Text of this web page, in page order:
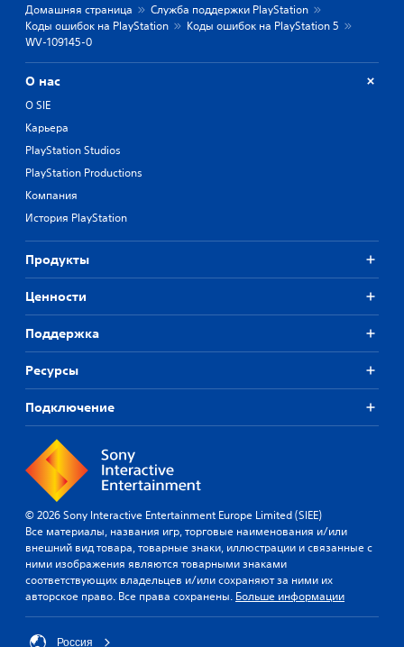
Домашняя страница
Служба поддержки PlayStation
Коды ошибок на PlayStation
Коды ошибок на PlayStation 5
WV-109145-0
О нас
О SIE
Карьера
PlayStation Studios
PlayStation Productions
Компания
История PlayStation
Продукты
Ценности
Поддержка
Ресурсы
Подключение
© 2026 Sony Interactive Entertainment Europe Limited (SIEE)
Все материалы, названия игр, торговые наименования и/или
внешний вид товара, товарные знаки, иллюстрации и связанные с
ними изображения являются товарными знаками
соответствующих владельцев и/или сохраняют за ними их
авторское право. Все права сохранены. Больше информации
Россия